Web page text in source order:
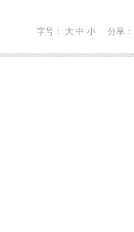
字号： 大 中 小 分享：